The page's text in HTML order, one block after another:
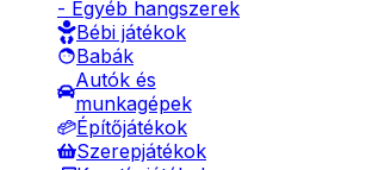
- Egyéb hangszerek
Bébi játékok
Babák
Autók és
munkagépek
Építőjátékok
Szerepjátékok